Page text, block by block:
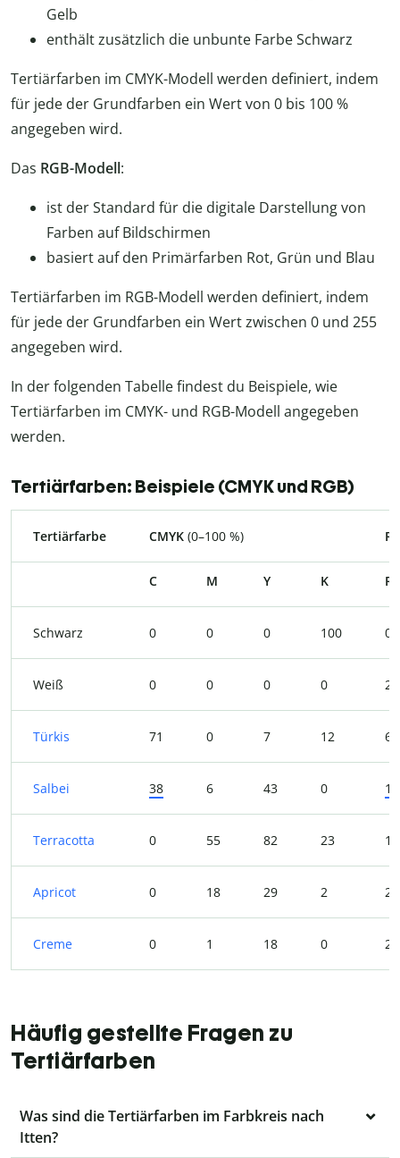
Gelb
enthält zusätzlich die unbunte Farbe Schwarz
Tertiärfarben im CMYK-Modell werden definiert, indem
für jede der Grundfarben ein Wert von 0 bis 100 %
angegeben wird.
Das RGB-Modell:
ist der Standard für die digitale Darstellung von
Farben auf Bildschirmen
basiert auf den Primärfarben Rot, Grün und Blau
Tertiärfarben im RGB-Modell werden definiert, indem
für jede der Grundfarben ein Wert zwischen 0 und 255
angegeben wird.
In der folgenden Tabelle findest du Beispiele, wie
Tertiärfarben im CMYK- und RGB-Modell angegeben
werden.
Tertiärfarben: Beispiele (CMYK und RGB)
Tertiärfarbe CMYK (0–100 %)
C M Y K R
Schwarz 0 0 0 100 0
Weiß 0 0 0 0
Türkis 71 0 7 12 64
Salbei 38 6 43 0
Terracotta 0 55 82 23
Apricot 0 18 29 2
Creme 0 1 18 0
Häufig gestellte Fragen zu
Tertiärfarben
Was sind die Tertiärfarben im Farbkreis nach
Itten?